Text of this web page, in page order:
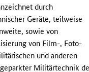
durch
Geräte, teilweise
sowie von
von Film-, Foto-
und anderen
Militärtechnik